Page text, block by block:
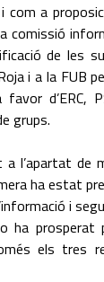
com a
comissió
de les
i a la FUB
d’ERC,
grups.
l’apartat de
ha estat
i
ha
els tres